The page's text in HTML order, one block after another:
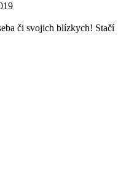
či svojich blízkych! Stačí